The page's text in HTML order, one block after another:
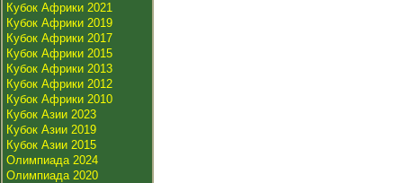
Кубок Африки 2021
Кубок Африки 2019
Кубок Африки 2017
Кубок Африки 2015
Кубок Африки 2013
Кубок Африки 2012
Кубок Африки 2010
Кубок Азии 2023
Кубок Азии 2019
Кубок Азии 2015
Олимпиада 2024
Олимпиада 2020